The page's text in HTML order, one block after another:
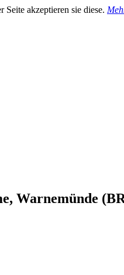
akzeptieren sie diese.
Warnemünde